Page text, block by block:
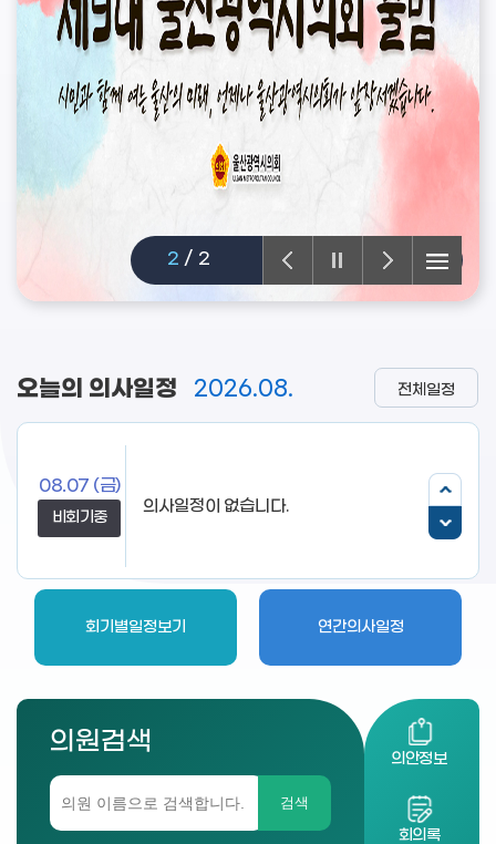
2 / 2
오늘의 의사일정 2026.08.
08.07 (금)
비회기중
의사일정이 없습니다.
회기별일정보기 연간의사일정
전체일정
의원검색
검색
의안정보
회의록